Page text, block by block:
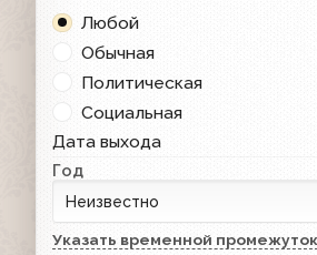
Любой
Обычная
Политическая
Социальная
Дата выхода
Год
Неизвестно
Указать временной промежуток